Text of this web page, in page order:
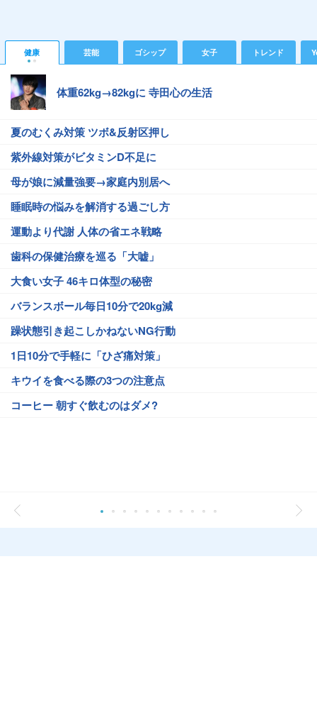
健康 芸能 ゴシップ 女子 トレンド
体重62kg→82kgに 寺田心の生活
夏のむくみ対策 ツボ&反射区押し
紫外線対策がビタミンD不足に
母が娘に減量強要→家庭内別居へ
睡眠時の悩みを解消する過ごし方
運動より代謝 人体の省エネ戦略
歯科の保健治療を巡る「大嘘」
大食い女子 46キロ体型の秘密
バランスボール毎日10分で20kg減
躁状態引き起こしかねないNG行動
1日10分で手軽に「ひざ痛対策」
キウイを食べる際の3つの注意点
コーヒー 朝すぐ飲むのはダメ?